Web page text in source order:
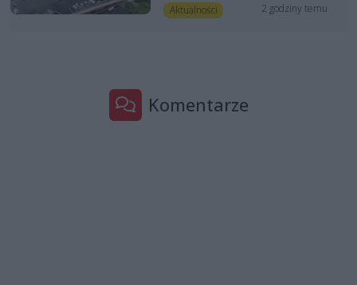
Aktualności 2 godziny temu
Komentarze